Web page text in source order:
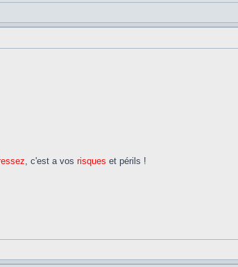
, c'est a vos risques et périls !